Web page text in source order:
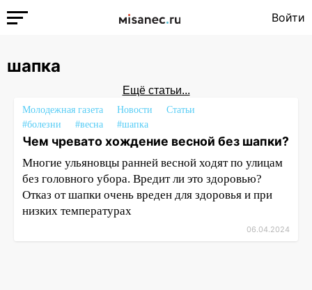
Войти
шапка
Ещё статьи...
Молодежная газета Новости
Статьи
#болезни
#весна #шапка
Чем чревато хождение весной без шапки?
Многие ульяновцы ранней весной ходят по улицам
без головного убора. Вредит ли это здоровью?
Отказ от шапки очень вреден для здоровья и при
низких температурах
06.04.2024